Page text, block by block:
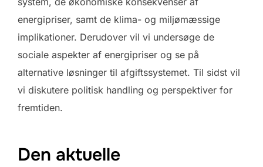
energipriser, samt de klima- og miljømæssige
implikationer. Derudover vil vi undersøge de
sociale aspekter af energipriser og se på
alternative løsninger til afgiftssystemet. Til sidst vil
vi diskutere politisk handling og perspektiver for
fremtiden.
Den aktuelle